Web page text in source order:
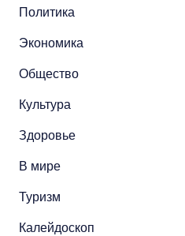
Политика
Экономика
Общество
Культура
Здоровье
В мире
Туризм
Калейдоскоп